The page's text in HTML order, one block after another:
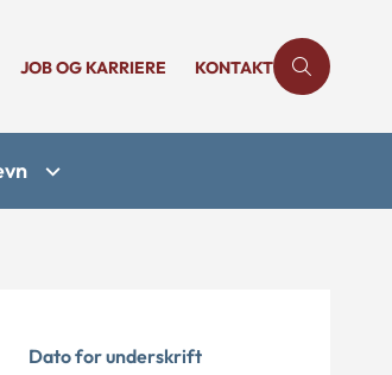
JOB OG KARRIERE KONTAKT
Dato for underskrift